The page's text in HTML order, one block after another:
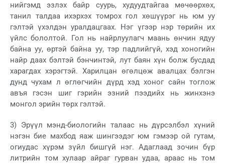
нийгэмд эзлэх байр суурь, худуудтайгаа мөчөөрхөх,
танил талдаа ихэрхэх томрох гол хөшүүрэг нь юм уу
гэлтэй үхэлдэн уралдацгаах. Нэг үгээр нэр төрийн их
үйлс бололтой. Гол нь найрлуулагч маань өнчин ядуу
байна уу, өртэй байна уу, тэр падлийгүй, хэд хоногийн
найр даах бэлтэй бэнчинтэй, лут баян хүн болж бусдад
харагдах хэрэгтэй. Харилцан өгөлцөж авалцах бэлгэн
дунд чухам л өглөгчийн дүрд хэд хоног сайн тоглож
авъя гэсэн шиг гэрийн эзний пээдийх нь жинхэнэ
монгол эрийн төрх гэлтэй.
3) Эрүүл мэнд-биологийн талаас нь дүрсэлбэл хүний
нэгэн бие махбод яаж шингээдэг юм гэмээр ой гутам,
огиудас хүрэм зүйл бишгүй нэг. Адаглаад зочин бүр
литрийн том хулаар айраг гурван удаа, араас нь том